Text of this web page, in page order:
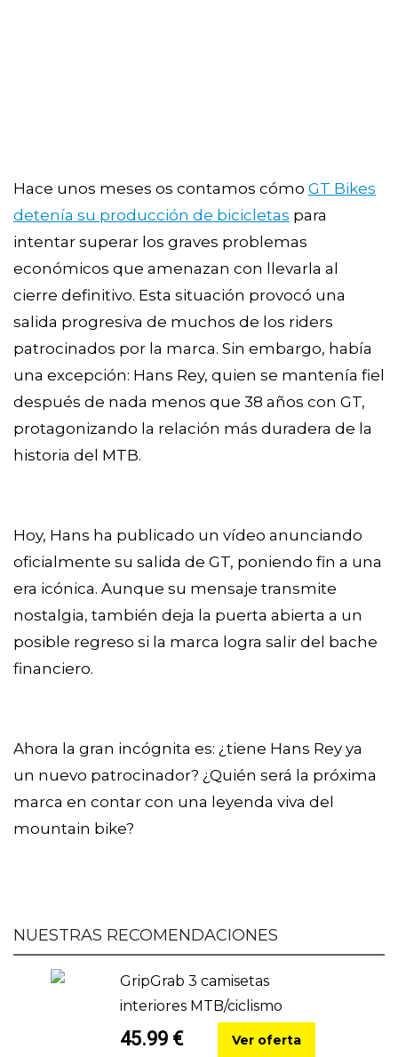
Hace unos meses os contamos cómo GT Bikes
detenía su producción de bicicletas para
intentar superar los graves problemas
económicos que amenazan con llevarla al
cierre definitivo. Esta situación provocó una
salida progresiva de muchos de los riders
patrocinados por la marca. Sin embargo, había
una excepción: Hans Rey, quien se mantenía fiel
después de nada menos que 38 años con GT,
protagonizando la relación más duradera de la
historia del MTB.
Hoy, Hans ha publicado un vídeo anunciando
oficialmente su salida de GT, poniendo fin a una
era icónica. Aunque su mensaje transmite
nostalgia, también deja la puerta abierta a un
posible regreso si la marca logra salir del bache
financiero.
Ahora la gran incógnita es: ¿tiene Hans Rey ya
un nuevo patrocinador? ¿Quién será la próxima
marca en contar con una leyenda viva del
mountain bike?
NUESTRAS RECOMENDACIONES
GripGrab 3 camisetas
interiores MTB/ciclismo
45.99 € Ver oferta